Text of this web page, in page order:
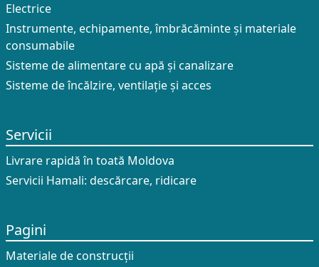
Electrice
Instrumente, echipamente, îmbrăcăminte și materiale
consumabile
Sisteme de alimentare cu apă și canalizare
Sisteme de încălzire, ventilație și acces
Servicii
Livrare rapidă în toată Moldova
Servicii Hamali: descărcare, ridicare
Pagini
Materiale de construcții